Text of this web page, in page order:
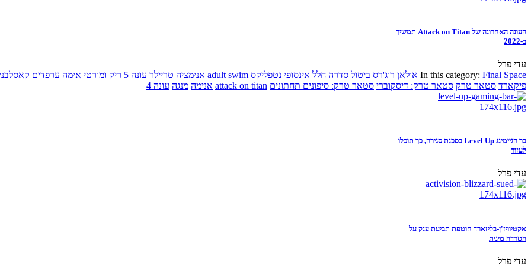
העונה האחרונה של Attack on Titan תמשיך
ב-2022
עדי פרל
In this category: Final Space אולאן רוג'רס ביטול סדרה חלל אינסופי נטפליקס adult swim אנימציה טריילר עונה 5 ריק ומורטי אימה ערפדים
פיקארד סטאר טרק סטאר טרק: דיסקוברי סטאר טרק: סיפונים תחתונים attack on titan אנימה מנגה עונה 4
בר הגיימינג Level Up בסכנת סגירה, כך תוכלו
לעזור
עדי פרל
אקטיוויז'ן-בליזארד חוטפת תביעת ענק על
הטרדה מינית
עדי פרל